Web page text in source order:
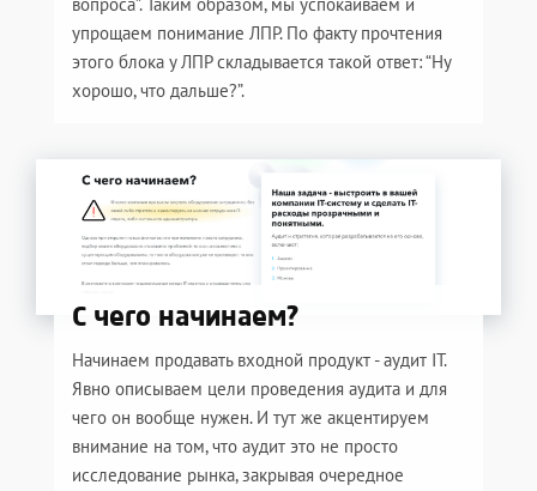
упрощаем понимание ЛПР. По факту прочтения
этого блока у ЛПР складывается такой ответ: “Ну
хорошо, что дальше?”.
С чего начинаем?
Начинаем продавать входной продукт - аудит IT.
Явно описываем цели проведения аудита и для
чего он вообще нужен. И тут же акцентируем
внимание на том, что аудит это не просто
исследование рынка, закрывая очередное